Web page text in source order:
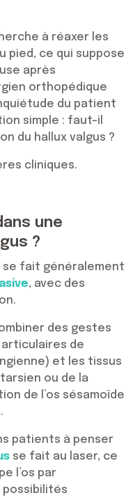
à réaxer les
pied, ce qui suppose
après
orthopédique
du patient
simple : faut-il
du hallux valgus ?
cliniques.
une
?
se fait généralement
, avec des
des gestes
de
et les tissus
ou de la
de l’os sésamoïde
patients à penser
se fait au laser, ce
l’os par